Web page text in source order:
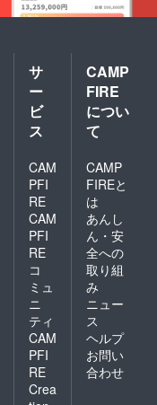
表記と
が出る
可能性
があり
ます。
サ
ー
ビ
ス
CAM
PFI
RE
CAM
PFI
RE
コ
ミュ
ニ
ティ
CAM
PFI
RE
Crea
CAMP
FIRE
につい
て
CAMP
FIREと
は
あんし
ん・安
全への
取り組
み
ニュー
ス
ヘルプ
お問い
合わせ